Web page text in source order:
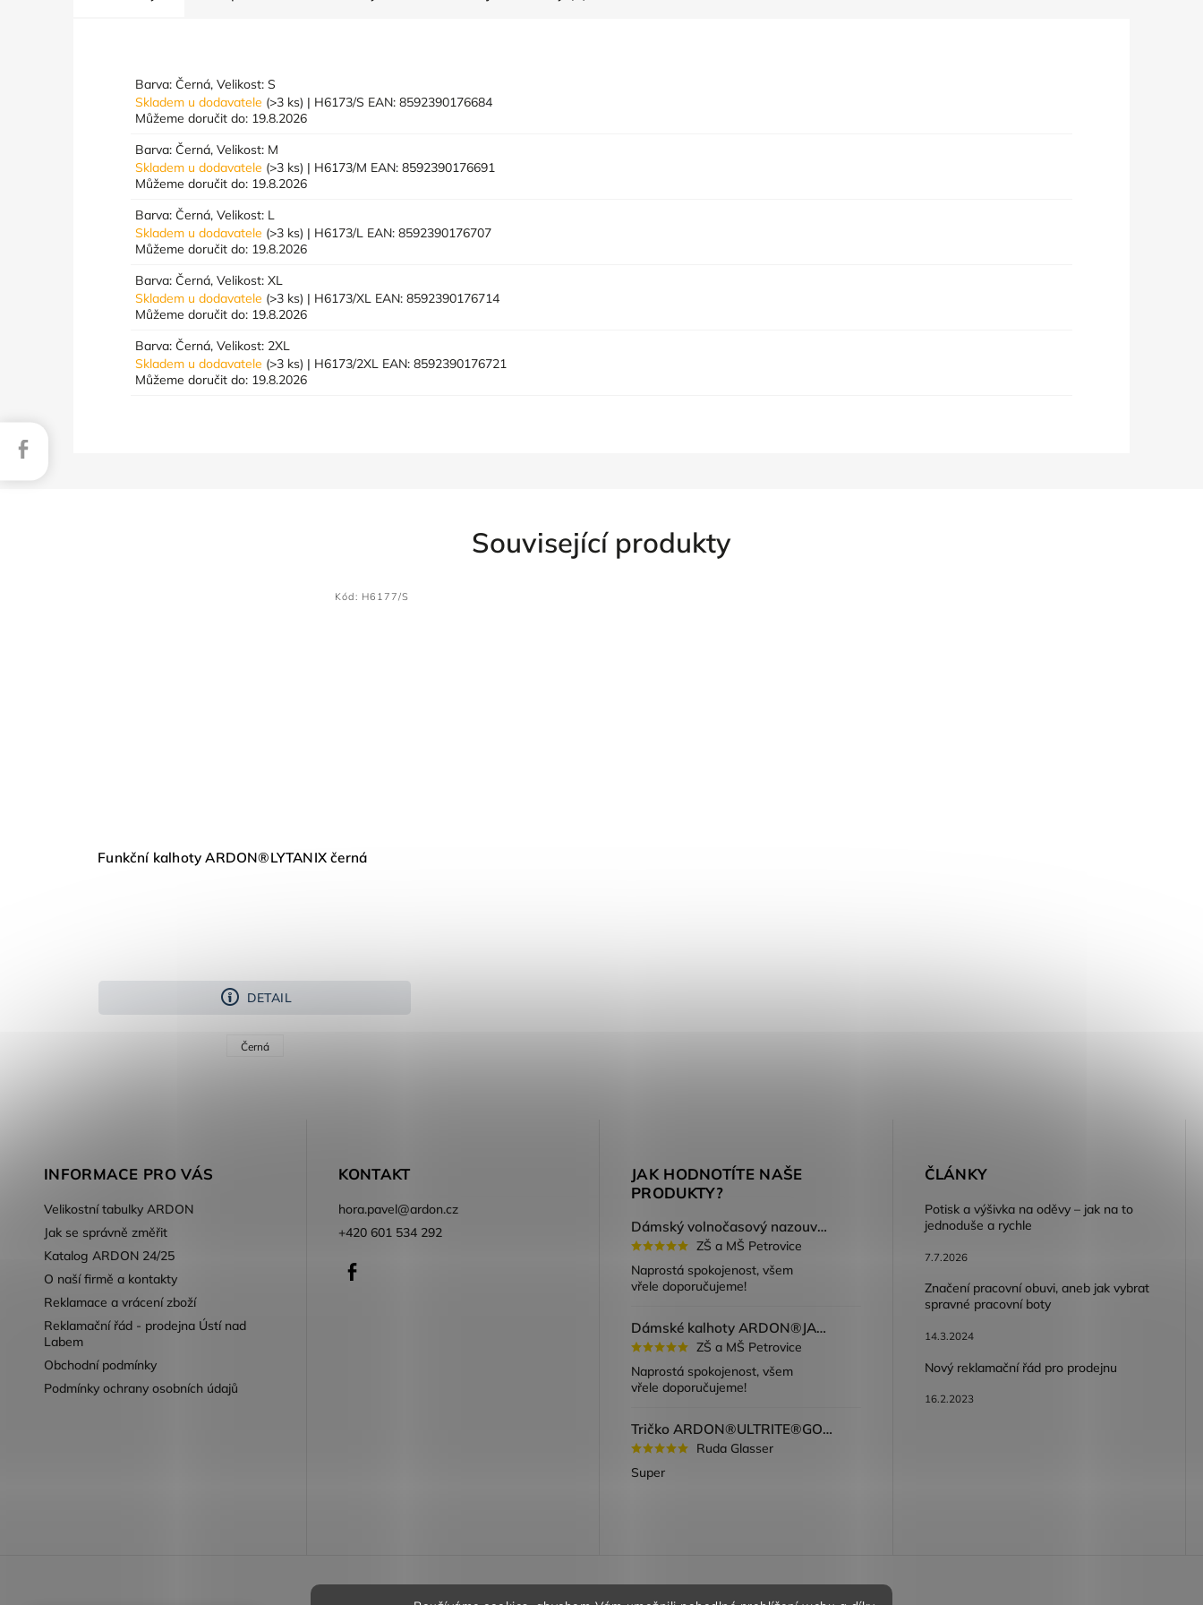
Barva: Černá, Velikost: S
Skladem u dodavatele (>3 ks) | H6173/S EAN: 8592390176684
Můžeme doručit do: 19.8.2026
Barva: Černá, Velikost: M
Skladem u dodavatele (>3 ks) | H6173/M EAN: 8592390176691
Můžeme doručit do: 19.8.2026
Barva: Černá, Velikost: L
Skladem u dodavatele (>3 ks) | H6173/L EAN: 8592390176707
Můžeme doručit do: 19.8.2026
Barva: Černá, Velikost: XL
Skladem u dodavatele (>3 ks) | H6173/XL EAN: 8592390176714
Můžeme doručit do: 19.8.2026
Barva: Černá, Velikost: 2XL
Skladem u dodavatele (>3 ks) | H6173/2XL EAN: 8592390176721
Můžeme doručit do: 19.8.2026
Související produkty
Funkční kalhoty ARDON®LYTANIX černá
DETAIL
Černá
Kód: H6177/S
INFORMACE PRO VÁS
Velikostní tabulky ARDON
Jak se správně změřit
Katalog ARDON 24/25
O naší firmě a kontakty
Reklamace a vrácení zboží
Reklamační řád - prodejna Ústí nad
Labem
Obchodní podmínky
Podmínky ochrany osobních údajů
KONTAKT
hora.pavel@ardon.cz
+420 601 534 292
JAK HODNOTÍTE NAŠE
PRODUKTY?
Dámský volnočasový nazouvák ARDON®JUNO - růžová
ZŠ a MŠ Petrovice
Naprostá spokojenost, všem
vřele doporučujeme!
Dámské kalhoty ARDON®JASVENA šedá
ZŠ a MŠ Petrovice
Naprostá spokojenost, všem
vřele doporučujeme!
Tričko ARDON®ULTRITE®GO! dámské růžová
Ruda Glasser
Super
ČLÁNKY
Potisk a výšivka na oděvy – jak na to
jednoduše a rychle
7.7.2026
Značení pracovní obuvi, aneb jak vybrat
spravné pracovní boty
14.3.2024
Nový reklamační řád pro prodejnu
16.2.2023